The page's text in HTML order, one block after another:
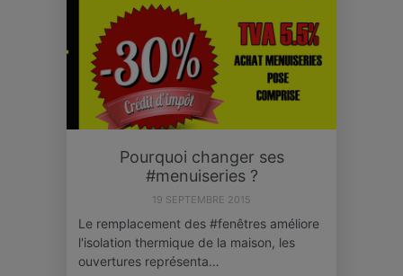
Pourquoi changer ses
#menuiseries ?
19 SEPTEMBRE 2015
Le remplacement des #fenêtres améliore
l'isolation thermique de la maison, les
ouvertures représenta…